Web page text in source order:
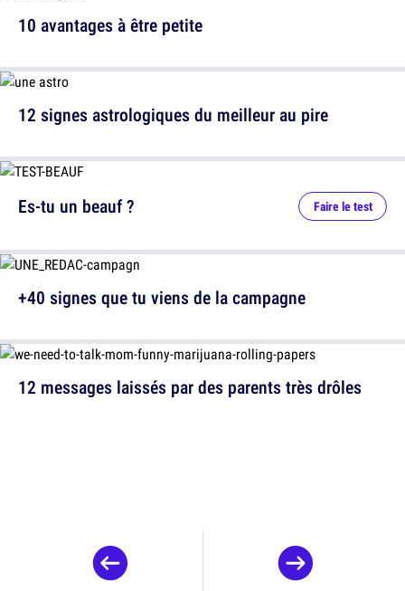
10 avantages à être petite
12 signes astrologiques du meilleur au pire
12 messages laissés par des parents très drôles
Es-tu un beauf ? Faire le test
+40 signes que tu viens de la campagne